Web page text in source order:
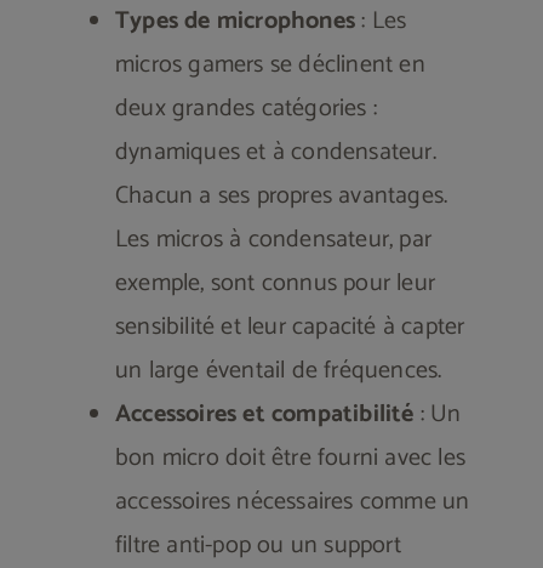
Types de microphones: Les
micros gamers se déclinent en
deux grandes catégories :
dynamiques et à condensateur.
Chacun a ses propres avantages.
Les micros à condensateur, par
exemple, sont connus pour leur
sensibilité et leur capacité à capter
un large éventail de fréquences​​​​.
Accessoires et compatibilité: Un
bon micro doit être fourni avec les
accessoires nécessaires comme un
filtre anti-pop ou un support